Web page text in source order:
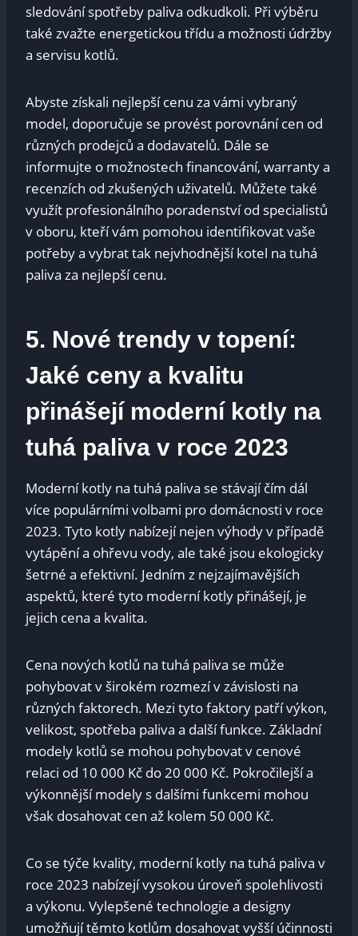
sledování spotřeby paliva odkudkoli. Při výběru
také zvažte energetickou třídu a možnosti údržby
a servisu kotlů.
Abyste získali⁢ nejlepší ⁤cenu za ​vámi vybraný
⁤model, doporučuje se provést ⁤porovnání cen ⁢od
různých⁢ prodejců a dodavatelů.⁣ Dále se
informujte o možnostech financování, ​warranty a
recenzích od zkušených uživatelů. Můžete také
využít ‍profesionálního poradenství od specialistů
v oboru, kteří vám pomohou identifikovat vaše
⁢potřeby ​a vybrat tak‍ nejvhodnější kotel⁣ na tuhá
paliva za nejlepší cenu.
5. Nové trendy v ‌topení:
‍Jaké ceny a ‍kvalitu
přinášejí moderní ‌kotly na
tuhá paliva v roce 2023
Moderní ⁣kotly ‍na tuhá paliva ‌se stávají čím dál
více populárními ‍volbami pro domácnosti‍ v roce
2023. Tyto⁤ kotly ⁣nabízejí nejen výhody v⁣ případě⁤
vytápění a ohřevu ‍vody, ale​ také jsou ekologicky
šetrné a efektivní. Jedním z nejzajímavějších
aspektů, ⁣které tyto moderní kotly přinášejí, je
jejich cena a⁤ kvalita.
Cena nových kotlů na tuhá paliva se může
pohybovat v širokém rozmezí v závislosti na
různých ‍faktorech. Mezi ⁢tyto faktory patří výkon,
velikost, spotřeba paliva a další funkce. Základní
modely⁣ kotlů se mohou pohybovat⁤ v cenové
relaci⁤ od 10 000 Kč do‌ 20 ⁤000 Kč. Pokročilejší a
výkonnější modely s ‍dalšími funkcemi mohou
však dosahovat cen⁣ až ‍kolem 50 000 Kč.
Co se týče kvality, ⁤moderní kotly​ na ⁤tuhá paliva v
roce 2023 nabízejí vysokou úroveň spolehlivosti
a‌ výkonu.⁤ Vylepšené technologie⁤ a designy
umožňují těmto kotlům dosahovat vyšší účinnosti